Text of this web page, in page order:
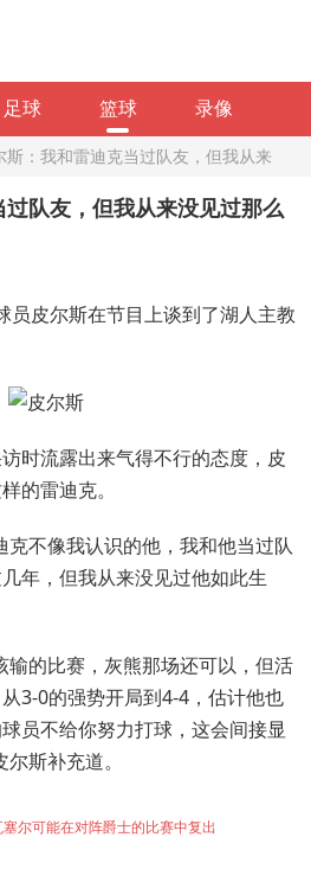
足球 篮球 录像
斯：我和雷迪克当过队友，但我从来
队友，但我从来没见过那么
皮尔斯在节目上谈到了湖人主教
流露出来气得不行的态度，皮
的雷迪克。
不像我认识的他，我和他当过队
年，但我从来没见过他如此生
的比赛，灰熊那场还可以，但活
3-0的强势开局到4-4，估计他也
员不给你努力打球，这会间接显
斯补充道。
尔可能在对阵爵士的比赛中复出